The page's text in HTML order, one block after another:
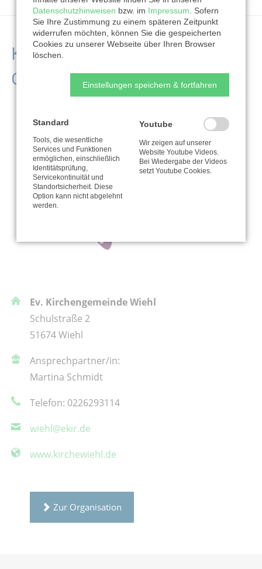
Kontaktdaten der
Organisation
Ev. Kirchengemeinde Wiehl
Schulstraße 2
51674 Wiehl
Ansprechpartner/in:
Martina Schmidt
Telefon: 0226293114
wiehl@ekir.de
www.kirchewiehl.de
Zur Organisation
Datenschutzhinweisen bzw. im Impressum . Sofern
Sie Ihre Zustimmung zu einem späteren Zeitpunkt
widerrufen möchten, können Sie die gespeicherten
Cookies zu unserer Webseite über Ihren Browser
löschen.
Einstellungen speichern & fortfahren
Standard
Tools, die wesentliche
Services und Funktionen
ermöglichen, einschließlich
Identitätsprüfung,
Servicekontinuität und
Standortsicherheit. Diese
Option kann nicht abgelehnt
werden.
Youtube
Wir zeigen auf unserer
Website Youtube Videos.
Bei Wiedergabe der Videos
setzt Youtube Cookies.